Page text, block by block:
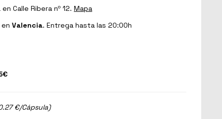
en Calle Ribera nº 12. Mapa
en Valencia. Entrega hasta las 20:00h
€/Cápsula)